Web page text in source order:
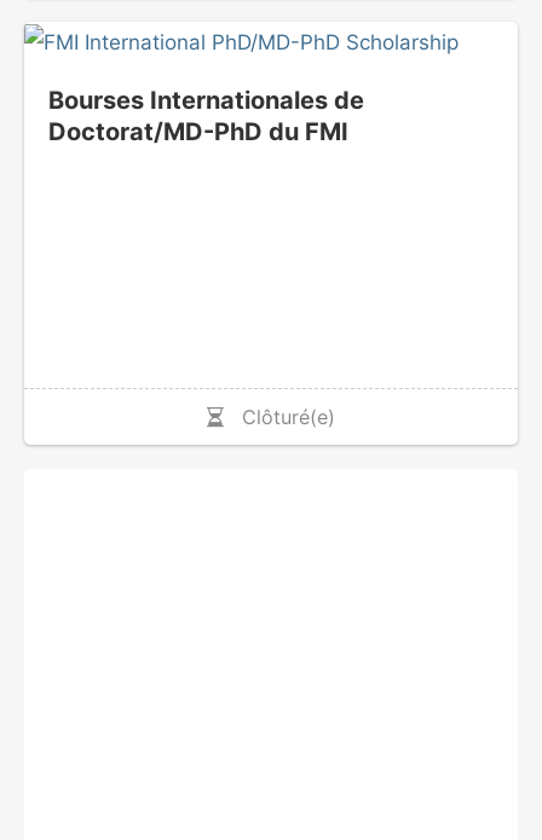
Bourses Internationales de
Doctorat/MD-PhD du FMI
Clôturé(e)